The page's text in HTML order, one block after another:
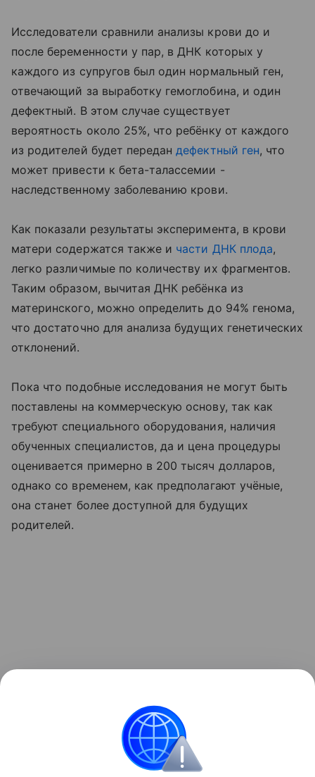
Исследователи сравнили анализы крови до и
после беременности у пар, в ДНК которых у
каждого из супругов был один нормальный ген,
отвечающий за выработку гемоглобина, и один
дефектный. В этом случае существует
вероятность около 25%, что ребёнку от каждого
из родителей будет передандефектный ген, что
может привести к бета-талассемии -
наследственному заболеванию крови.
Как показали результаты эксперимента, в крови
матери содержатся также и части ДНК плода,
легко различимые по количеству их фрагментов.
Таким образом, вычитая ДНК ребёнка из
материнского, можно определить до 94% генома,
что достаточно для анализа будущих генетических
отклонений.
Пока что подобные исследования не могут быть
поставлены на коммерческую основу, так как
требуют специального оборудования, наличия
обученных специалистов, да и цена процедуры
оценивается примерно в 200 тысяч долларов,
однако со временем, как предполагают учёные,
она станет более доступной для будущих
родителей.